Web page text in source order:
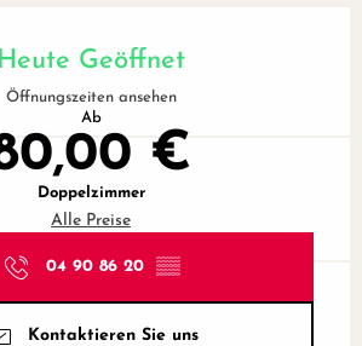
Heute Geöffnet
Öffnungszeiten ansehen
Ab
€
Doppelzimmer
Alle Preise
04 90 86 20 ▒▒
Kontaktieren Sie uns